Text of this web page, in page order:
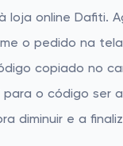
loja online Dafiti.
o pedido na
copiado no
para o código ser
diminuir e a